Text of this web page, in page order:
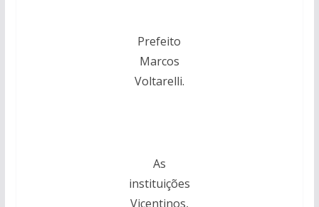
Prefeito
Marcos
Voltarelli.
As
instituições
Vicentinos,